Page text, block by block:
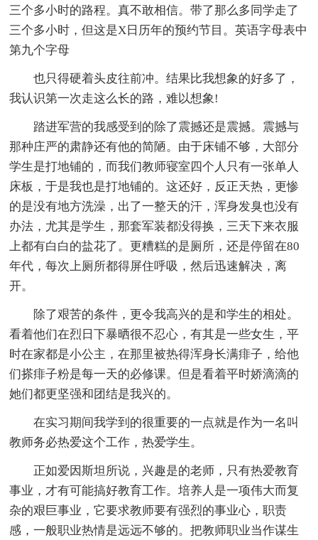
三个多小时的路程。真不敢相信。带了那么多同学走了
三个多小时，但这是X日历年的预约节目。英语字母表中
第九个字母
也只得硬着头皮往前冲。结果比我想象的好多了，
我认识第一次走这么长的路，难以想象!
踏进军营的我感受到的除了震撼还是震撼。震撼与
那种庄严的肃静还有他的简陋。由于床铺不够，大部分
学生是打地铺的，而我们教师寝室四个人只有一张单人
床板，于是我也是打地铺的。这还好，反正天热，更惨
的是没有地方洗澡，出了一整天的汗，浑身发臭也没有
办法，尤其是学生，那套军装都没得换，三天下来衣服
上都有白白的盐花了。更糟糕的是厕所，还是停留在80
年代，每次上厕所都得屏住呼吸，然后迅速解决，离
开。
除了艰苦的条件，更令我高兴的是和学生的相处。
看着他们在烈日下暴晒很不忍心，有其是一些女生，平
时在家都是小公主，在那里被热得浑身长满痱子，给他
们搽痱子粉是每一天的必修课。但是看着平时娇滴滴的
她们都更坚强和团结是我兴的。
在实习期间我学到的很重要的一点就是作为一名叫
教师务必热爱这个工作，热爱学生。
正如爱因斯坦所说，兴趣是的老师，只有热爱教育
事业，才有可能搞好教育工作。培养人是一项伟大而复
杂的艰巨事业，它要求教师要有强烈的事业心，职责
感，一般职业热情是远远不够的。把教师职业当作谋生